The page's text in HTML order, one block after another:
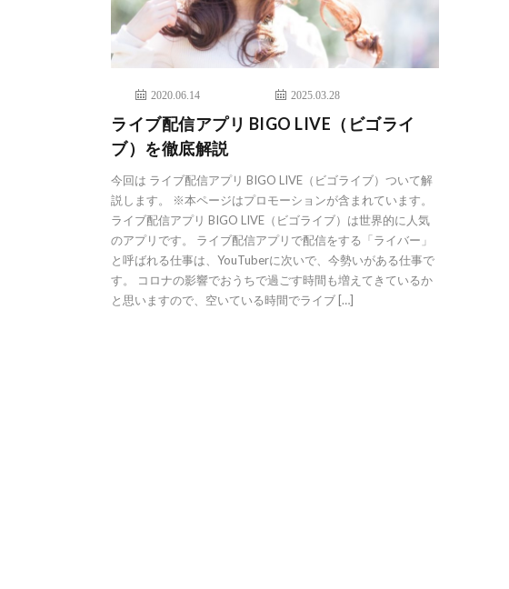
2020.06.14 2025.03.28
ライブ配信アプリ BIGO LIVE（ビゴライ
ブ）を徹底解説
今回は ライブ配信アプリ BIGO LIVE（ビゴライブ）ついて解
説します。 ※本ページはプロモーションが含まれています。
ライブ配信アプリ BIGO LIVE（ビゴライブ）は世界的に人気
のアプリです。 ライブ配信アプリで配信をする「ライバー」
と呼ばれる仕事は、YouTuberに次いで、今勢いがある仕事で
す。 コロナの影響でおうちで過ごす時間も増えてきているか
と思いますので、空いている時間でライブ […]